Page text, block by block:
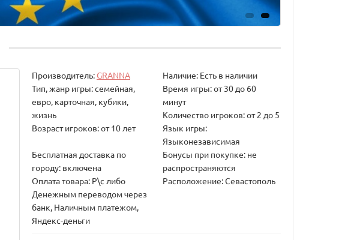
Производитель: GRANNA
Наличие: Есть в наличии
Тип, жанр игры: семейная,
евро, карточная, кубики,
жизнь
Время игры: от 30 до 60
минут
Количество игроков: от 2 до 5
Возраст игроков: от 10 лет
Язык игры:
Языконезависимая
Бесплатная доставка по
городу: включена
Бонусы при покупке: не
распространяются
Оплата товара: Р\с либо
Денежным переводом через
банк, Наличным платежом,
Яндекс-деньги
Расположение: Севастополь